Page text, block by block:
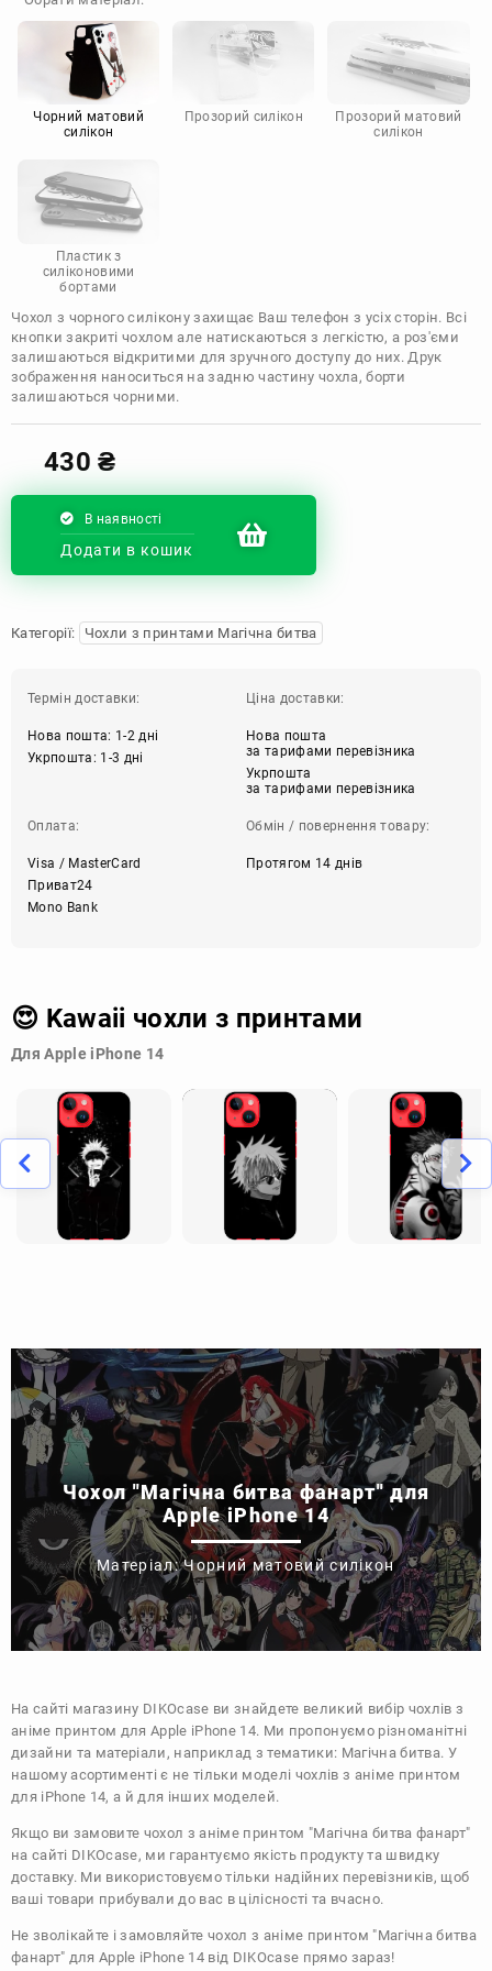
Doogee
Infinix
Sony
Motorola
Чорний матовий
силікон
Прозорий силікон
Прозорий матовий
силікон
Пластик з
силіконовими
бортами
Чохол з чорного силікону захищає Ваш телефон з усіх сторін. Всі
кнопки закриті чохлом але натискаються з легкістю, а роз'єми
залишаються відкритими для зручного доступу до них. Друк
зображення наноситься на задню частину чохла, борти
залишаються чорними.
430₴
В наявності
Додати в кошик
Категорії: Чохли з принтами Магічна битва
Термін доставки:
Нова пошта: 1-2 дні
Укрпошта: 1-3 дні
Ціна доставки:
Нова пошта
за тарифами перевізника
Укрпошта
за тарифами перевізника
Оплата:
Visa / MasterCard
Приват24
Mono Bank
Обмін / повернення товару:
Протягом 14 днів
😍 Kawaii чохли з принтами
Для Apple iPhone 14
Чохол "Магічна битва фанарт" для
Apple iPhone 14
Матеріал: Чорний матовий силікон
На сайті магазину DIKOcase ви знайдете великий вибір чохлів з
аніме принтом для Apple iPhone 14. Ми пропонуємо різноманітні
дизайни та матеріали, наприклад з тематики: Магічна битва. У
нашому асортименті є не тільки моделі чохлів з аніме принтом
для iPhone 14, а й для інших моделей.
Якщо ви замовите чохол з аніме принтом "Магічна битва фанарт"
на сайті DIKOcase, ми гарантуємо якість продукту та швидку
доставку. Ми використовуємо тільки надійних перевізників, щоб
ваші товари прибували до вас в цілісності та вчасно.
Не зволікайте і замовляйте чохол з аніме принтом "Магічна битва
фанарт" для Apple iPhone 14 від DIKOcase прямо зараз!